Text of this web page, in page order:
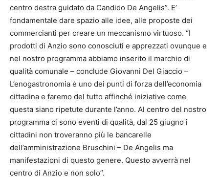
centro destra guidato da Candido De Angelis”. E’
fondamentale dare spazio alle idee, alle proposte dei
commercianti per creare un meccanismo virtuoso. “I
prodotti di Anzio sono conosciuti e apprezzati ovunque e
nel nostro programma abbiamo inserito il marchio di
qualità comunale – conclude Giovanni Del Giaccio –
L’enogastronomia è uno dei punti di forza dell’economia
cittadina e faremo del tutto affinché iniziative come
questa siano ripetute durante l’anno. Al centro del nostro
programma ci sono eventi di qualità, dal 25 giugno i
cittadini non troveranno più le bancarelle
dell’amministrazione Bruschini – De Angelis ma
manifestazioni di questo genere. Questo avverrà nel
centro di Anzio e non solo”.